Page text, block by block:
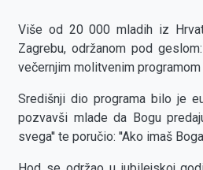
Više od 20 000 mladih iz
Zagrebu, održanom pod
večernjim molitvenim
Središnji dio programa bilo je
pozvavši mlade da Bogu
svega'' te poručio: ''Ako imaš